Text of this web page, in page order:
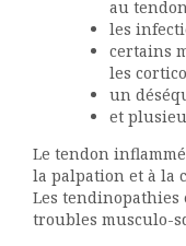
au
les
certains
les
un
et
Le tendon
la palpation et à la
Les tendinopathies
troubles musculo-